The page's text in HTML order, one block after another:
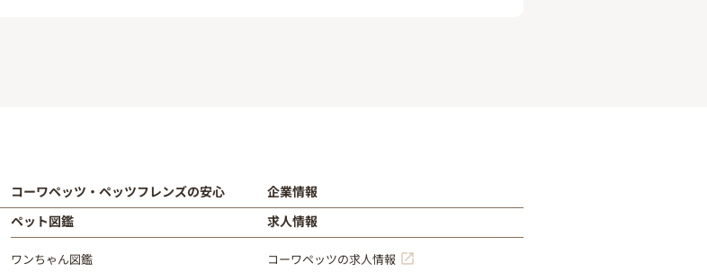
コーワペッツ・ペッツフレンズの安心
ペット図鑑
ワンちゃん図鑑
企業情報
求人情報
コーワペッツの求人情報